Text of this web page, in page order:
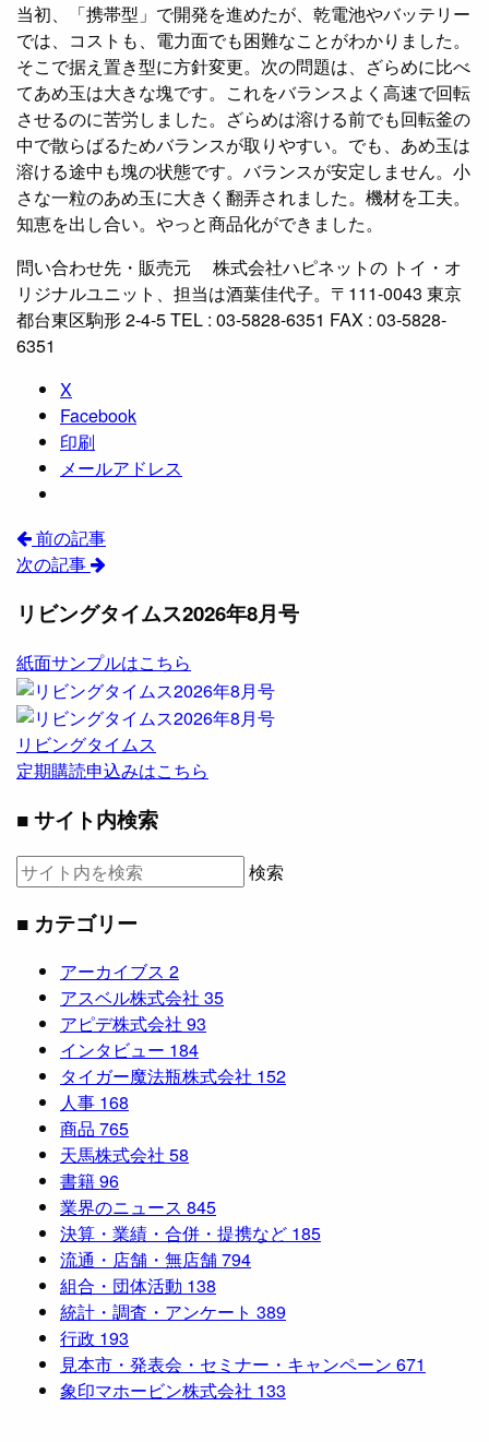
当初、「携帯型」で開発を進めたが、乾電池やバッテリー
では、コストも、電力面でも困難なことがわかりました。
そこで据え置き型に方針変更。次の問題は、ざらめに比べ
てあめ玉は大きな塊です。これをバランスよく高速で回転
させるのに苦労しました。ざらめは溶ける前でも回転釜の
中で散らばるためバランスが取りやすい。でも、あめ玉は
溶ける途中も塊の状態です。バランスが安定しません。小
さな一粒のあめ玉に大きく翻弄されました。機材を工夫。
知恵を出し合い。やっと商品化ができました。
問い合わせ先・販売元 株式会社ハピネットの トイ・オ
リジナルユニット、担当は酒葉佳代子。〒111-0043 東京
都台東区駒形 2-4-5 TEL : 03-5828-6351 FAX : 03-5828-
6351
X
Facebook
印刷
メールアドレス
前の記事
次の記事
リビングタイムス2026年8月号
紙面サンプルはこちら
リビングタイムス
定期購読申込みはこちら
■ サイト内検索
検索
■ カテゴリー
アーカイブス 2
アスベル株式会社 35
アピデ株式会社 93
インタビュー 184
タイガー魔法瓶株式会社 152
人事 168
商品 765
天馬株式会社 58
書籍96
業界のニュース 845
決算・業績・合併・提携など 185
流通・店舗・無店舗794
組合・団体活動 138
統計・調査・アンケート 389
行政 193
見本市・発表会・セミナー・キャンペーン 671
象印マホービン株式会社 133